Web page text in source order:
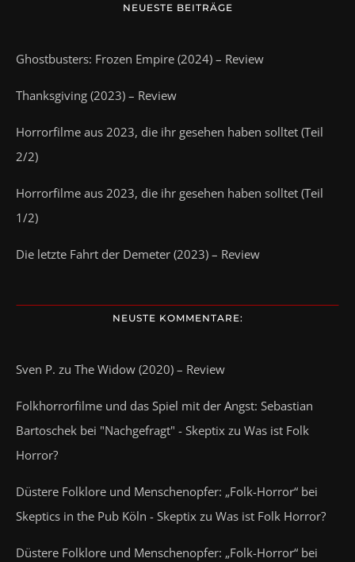
NEUESTE BEITRÄGE
Ghostbusters: Frozen Empire (2024) – Review
Thanksgiving (2023) – Review
Horrorfilme aus 2023, die ihr gesehen haben solltet (Teil
2/2)
Horrorfilme aus 2023, die ihr gesehen haben solltet (Teil
1/2)
Die letzte Fahrt der Demeter (2023) – Review
NEUSTE KOMMENTARE:
Sven P. zu The Widow (2020) – Review
Folkhorrorfilme und das Spiel mit der Angst: Sebastian
Bartoschek bei "Nachgefragt" - Skeptix zu Was ist Folk
Horror?
Düstere Folklore und Menschenopfer: „Folk-Horror“ bei
Skeptics in the Pub Köln - Skeptix zu Was ist Folk Horror?
Düstere Folklore und Menschenopfer: „Folk-Horror“ bei